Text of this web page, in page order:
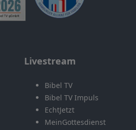
Livestream
Bibel TV
Bibel TV Impuls
EchtJetzt
MeinGottesdienst